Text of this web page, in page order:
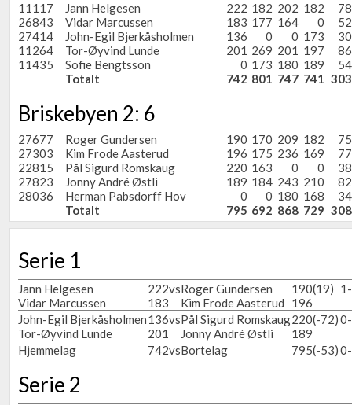
11117 Jann Helgesen 222 182 202 182
26843
Vidar Marcussen 183 177 164 0
27414
John-Egil Bjerkåsholmen 136 0 0 173
11264
Tor-Øyvind Lunde 201 269 201 197
11435
Sofie Bengtsson 0 173 180 189
Totalt
742 801 747 741
Briskebyen 2: 6
27677 Roger Gundersen 190 170 209 182
27303
Kim Frode Aasterud 196 175 236 169
22815
Pål Sigurd Romskaug 220 163 0 0
27823
Jonny André Østli 189 184 243 210
28036
Herman Pabsdorff Hov 0 0 180 168
Totalt
795 692 868 729
Serie 1
Jann Helgesen
Vidar Marcussen
222
183
vsRoger Gundersen
Kim Frode Aasterud
190
196
(19)
John-Egil Bjerkåsholmen
Tor-Øyvind Lunde
136
201
vsPål Sigurd Romskaug
Jonny André Østli
220
189
(-72)
Hjemmelag 742vsBortelag 795(-53)
Serie 2